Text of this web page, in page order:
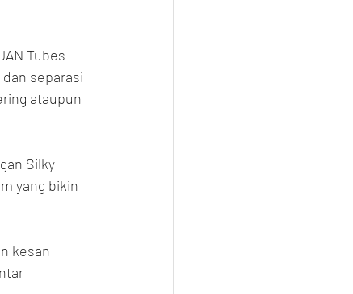
Tubes
separasi
ataupun
Silky
yang bikin
kesan